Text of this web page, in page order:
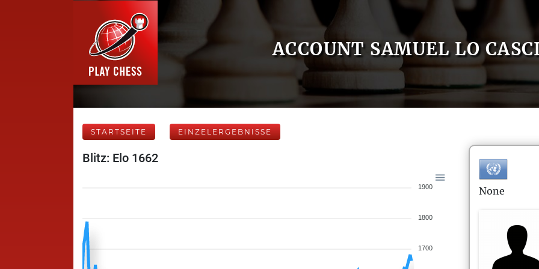
ACCOUNT SAMUEL LO
STARTSEITE EINZELERGEBNISSE
Blitz: Elo 1662
1900
1800
1700
None